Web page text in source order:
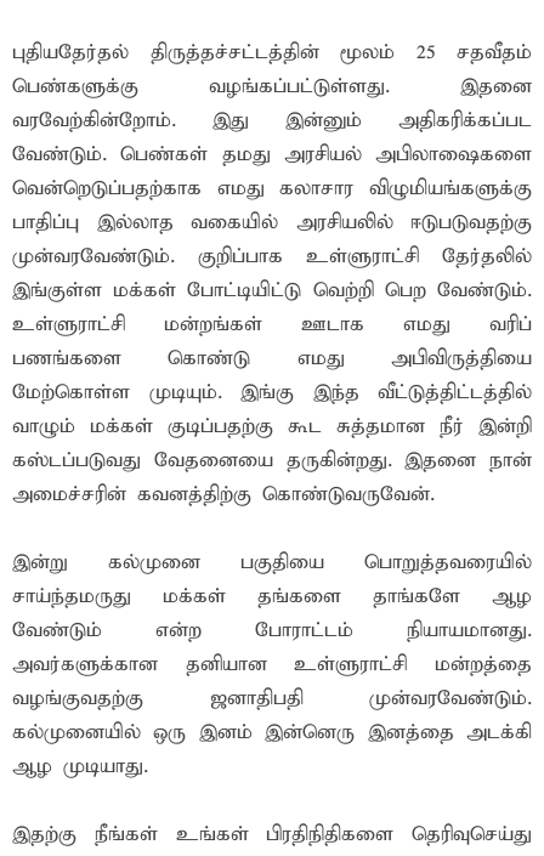
புதியதேர்தல் திருத்தச்சட்டத்தின் மூலம் 25 சதவீதம்
பெண்களுக்கு வழங்கப்பட்டுள்ளது. இதனை
வரவேற்கின்றோம். இது இன்னும் அதிகரிக்கப்பட
வேண்டும். பெண்கள் தமது அரசியல் அபிலாஷைகளை
வென்றெடுப்பதற்காக எமது கலாசார விழுமியங்களுக்கு
பாதிப்பு இல்லாத வகையில் அரசியலில் ஈடுபடுவதற்கு
முன்வரவேண்டும். குறிப்பாக உள்ளுராட்சி தேர்தலில்
இங்குள்ள மக்கள் போட்டியிட்டு வெற்றி பெற வேண்டும்.
உள்ளுராட்சி மன்றங்கள் ஊடாக எமது வரிப்
பணங்களை கொண்டு எமது அபிவிருத்தியை
மேற்கொள்ள முடியும். இங்கு இந்த வீட்டுத்திட்டத்தில்
வாழும் மக்கள் குடிப்பதற்கு கூட சுத்தமான நீர் இன்றி
கஸ்டப்படுவது வேதனையை தருகின்றது. இதனை நான்
அமைச்சரின் கவனத்திற்கு கொண்டுவருவேன்.
இன்று கல்முனை பகுதியை பொறுத்தவரையில்
சாய்ந்தமருது மக்கள் தங்களை தாங்களே ஆழ
வேண்டும் என்ற போராட்டம் நியாயமானது.
அவர்களுக்கான தனியான உள்ளுராட்சி மன்றத்தை
வழங்குவதற்கு ஜனாதிபதி முன்வரவேண்டும்.
கல்முனையில் ஒரு இனம் இன்னெரு இனத்தை அடக்கி
ஆழ முடியாது.
இதற்கு நீங்கள் உங்கள் பிரதிநிதிகளை தெரிவுசெய்து